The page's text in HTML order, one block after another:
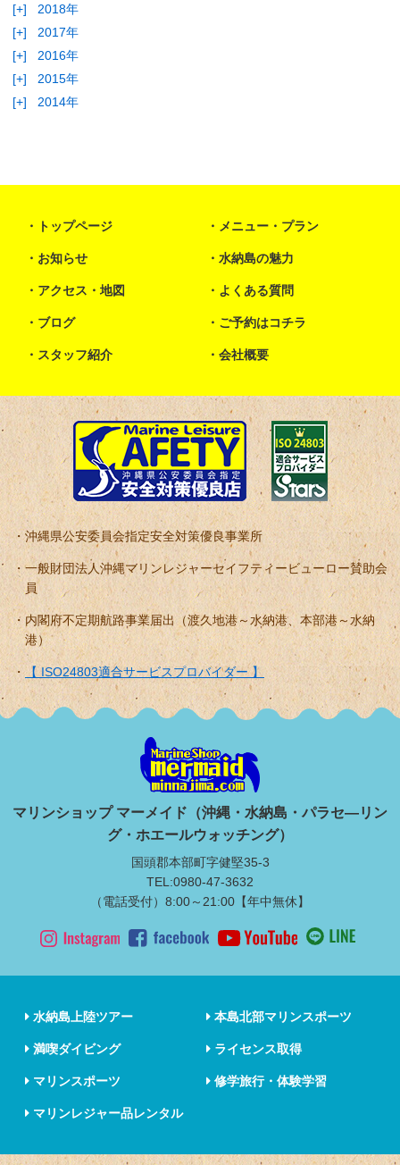
[+]
2018年
[+]
2017年
[+]
2016年
[+]
2015年
[+]
2014年
トップページ メニュー・プラン
お知らせ 水納島の魅力
アクセス・地図 よくある質問
ブログ ご予約はコチラ
スタッフ紹介 会社概要
沖縄県公安委員会指定安全対策優良事業所
一般財団法人沖縄マリンレジャーセイフティービューロー賛助会
員
内閣府不定期航路事業届出（渡久地港～水納港、本部港～水納
港）
【 ISO24803適合サービスプロバイダー 】
マリンショップ マーメイド（沖縄・水納島・パラセ―リン
グ・ホエールウォッチング）
国頭郡本部町字健堅35-3
TEL:0980-47-3632
（電話受付）8:00～21:00【年中無休】
水納島上陸ツアー 本島北部マリンスポーツ
満喫ダイビング ライセンス取得
マリンスポーツ 修学旅行・体験学習
マリンレジャー品レンタル